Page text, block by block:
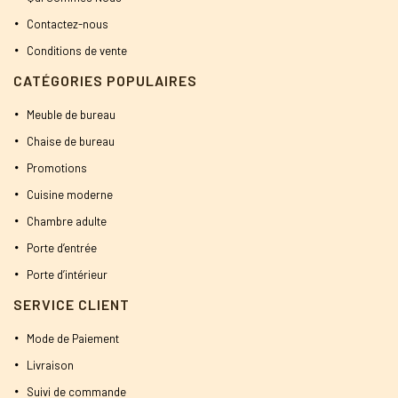
Contactez-nous
Conditions de vente
CATÉGORIES POPULAIRES
Meuble de bureau
Chaise de bureau
Promotions
Cuisine moderne
Chambre adulte
Porte d’entrée
Porte d’intérieur
SERVICE CLIENT
Mode de Paiement
Livraison
Suivi de commande